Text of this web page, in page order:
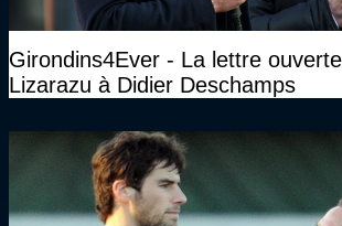
Girondins4Ever - La lettre
Lizarazu à Didier Deschamps